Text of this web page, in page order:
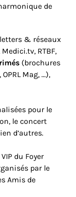
de
& réseaux
RTBF,
(brochures
Mag, ...),
pour le
le concert
d’autres.
du Foyer
par le
Amis de